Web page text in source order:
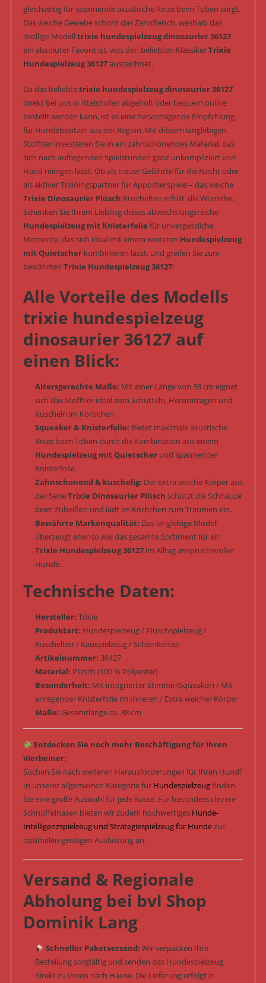
gleichzeitig für spannende akustische Reize beim Toben sorgt.
Das weiche Gewebe schont das Zahnfleisch, weshalb das
drollige Modelltrixie hundespielzeug dinosaurier 36127
ein absoluter Favorit ist, was den beliebten KlassikerTrixie
Hundespielzeug 36127auszeichnet.
Da das beliebtetrixie hundespielzeug dinosaurier 36127
direkt bei uns in Ittelshofen abgeholt oder bequem online
bestellt werden kann, ist es eine hervorragende Empfehlung
für Hundebesitzer aus der Region. Mit diesem langlebigen
Stofftier investieren Sie in ein zahnschonendes Material, das
sich nach aufregenden Spielstunden ganz unkompliziert von
Hand reinigen lässt. Ob als treuer Gefährte für die Nacht oder
als aktiver Trainingspartner für Apportierspiele – das weiche
Trixie Dinosaurier Plüsch Kuscheltier erfüllt alle Wünsche.
Schenken Sie Ihrem Liebling dieses abwechslungsreiche
Hundespielzeug mit Knisterfolie für unvergessliche
Momente, das sich ideal mit einem weiteren Hundespielzeug
mit Quietscherkombinieren lässt, und greifen Sie zum
bewährten Trixie Hundespielzeug 36127!
Alle Vorteile des Modells
trixie hundespielzeug
dinosaurier 36127 auf
einen Blick:
Altersgerechte Maße: Mit einer Länge von 38 cm eignet
sich das Stofftier ideal zum Schütteln, Herumtragen und
Kuscheln im Körbchen.
Squeaker & Knisterfolie: Bietet maximale akustische
Reize beim Toben durch die Kombination aus einem
Hundespielzeug mit Quietscherund spannender
Knisterfolie.
Zahnschonend & kuschelig: Der extra weiche Körper aus
der SerieTrixie Dinosaurier Plüsch schützt die Schnauze
beim Zubeißen und lädt im Körbchen zum Träumen ein.
Bewährte Markenqualität: Das langlebige Modell
überzeugt ebenso wie das gesamte Sortiment für ein
Trixie Hundespielzeug 36127im Alltag anspruchsvoller
Hunde.
Technische Daten:
Hersteller: Trixie
Produktart: Hundespielzeug / Plüschspielzeug /
Kuscheltier / Kauspielzeug / Schlenkertier
Artikelnummer: 36127
Material: Plüsch (100 % Polyester)
Besonderheit: Mit integrierter Stimme (Squeaker) / Mit
anregender Knisterfolie im Inneren / Extra weicher Körper
Maße: Gesamtlänge ca. 38 cm
Entdecken Sie noch mehr Beschäftigung für Ihren
Vierbeiner:
Suchen Sie nach weiteren Herausforderungen für Ihren Hund?
In unserer allgemeinen Kategorie für Hundespielzeugfinden
Sie eine große Auswahl für jede Rasse. Für besonders clevere
Schnüffelnasen bieten wir zudem hochwertiges Hunde-
Intelligenzspielzeug und Strategiespielzeug für Hundezur
optimalen geistigen Auslastung an.
Versand & Regionale
Abholung bei bvl Shop
Dominik Lang
Schneller Paketversand: Wir verpacken Ihre
Bestellung sorgfältig und senden das Hundespielzeug
direkt zu Ihnen nach Hause. Die Lieferung erfolgt in